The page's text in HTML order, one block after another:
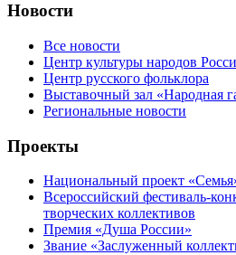
Новости
Все новости
Центр культуры народов
Центр русского фольклора
Выставочный зал «Народная
Региональные новости
Проекты
Национальный проект
Всероссийский фестиваль-
творческих коллективов
Премия «Душа России»
Звание «Заслуженный